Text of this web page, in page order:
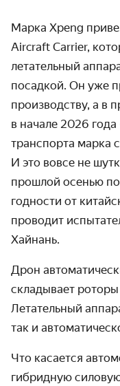
Марка Xpeng
Aircraft Carrier,
летательный
посадкой. Он уже
производству, а в
в начале 2026
транспорта марка
И это вовсе не
прошлой осенью
годности от
проводит
Хайнань.
Дрон
складывает
Летательный
так и
Что касается
гибридную